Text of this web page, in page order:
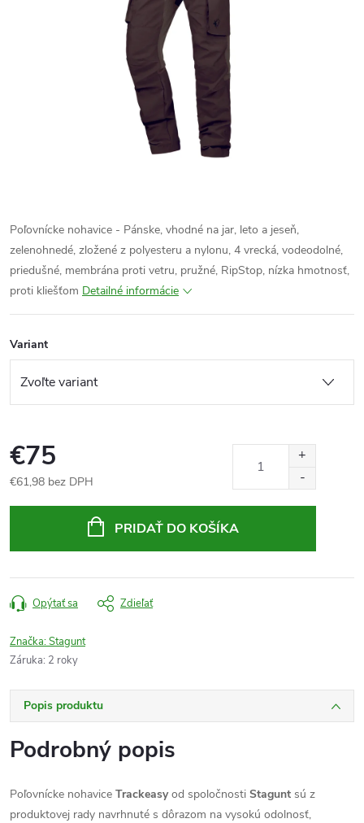
Poľovnícke nohavice - Pánske, vhodné na jar, leto a jeseň,
zelenohnedé, zložené z polyesteru a nylonu, 4 vrecká, vodeodolné,
priedušné, membrána proti vetru, pružné, RipStop, nízka hmotnosť,
proti kliešťom Detailné informácie
Variant
€75
€61,98 bez DPH
PRIDAŤ DO KOŠÍKA
Opýtať sa Zdieľať
Značka:Stagunt
Záruka: 2 roky
Popis produktu
Podrobný popis
Poľovnícke nohavice Trackeasyod spoločnosti Stagunt sú z
produktovej rady navrhnuté s dôrazom na vysokú odolnosť,